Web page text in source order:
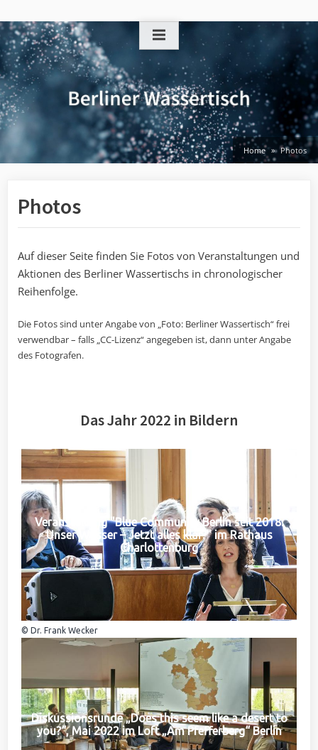
to
content
Home Photos
Photos
Auf dieser Seite finden Sie Fotos von Veranstaltungen und
Aktionen des Berliner Wassertischs in chronologischer
Reihenfolge.
Die Fotos sind unter Angabe von „Foto: Berliner Wassertisch“ frei
verwendbar – falls „CC-Lizenz“ angegeben ist, dann unter Angabe
des Fotografen.
Das Jahr 2022 in Bildern
Veranstaltung "Blue Community Berlin seit 2018:
Unser Wasser – Jetzt alles klar?" im Rathaus
Charlottenburg
© Dr. Frank Wecker
Diskussionsrunde „Does this seem like a desert to
you?“, Mai 2022 im Loft „Am Pfefferberg“ Berlin